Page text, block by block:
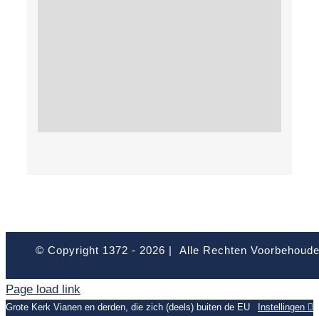
© Copyright 1372 - 2026 | Alle Rechten
Page load link
Grote Kerk Vianen en derden, die zich (deels) buiten de EU
Instellingen